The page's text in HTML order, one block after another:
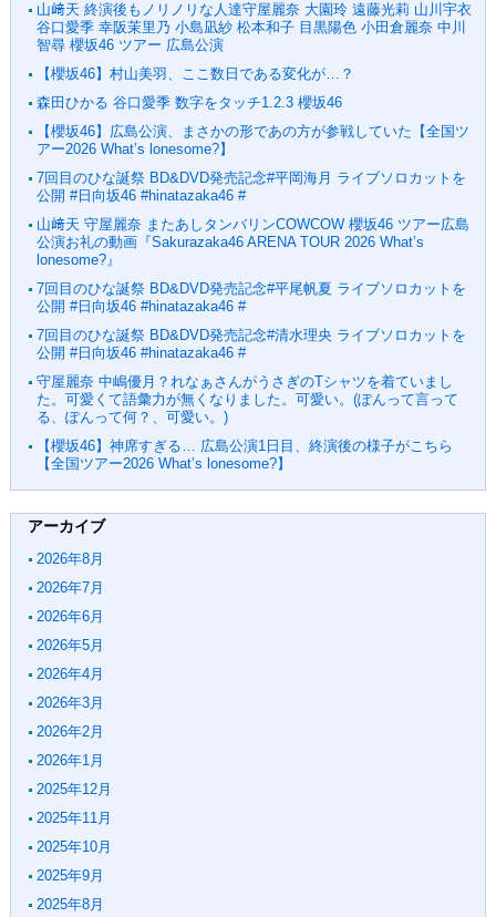
山﨑天 終演後もノリノリな人達守屋麗奈 大園玲 遠藤光莉 山川宇衣
谷口愛季 幸阪茉里乃 小島凪紗 松本和子 目黒陽色 小田倉麗奈 中川
智尋 櫻坂46 ツアー 広島公演
【櫻坂46】村山美羽、ここ数日である変化が…？
森田ひかる 谷口愛季 数字をタッチ1.2.3 櫻坂46
【櫻坂46】広島公演、まさかの形であの方が参戦していた【全国ツ
アー2026 What’s lonesome?】
7回目のひな誕祭 BD&DVD発売記念#平岡海月 ライブソロカットを
公開 #日向坂46 #hinatazaka46 #
山﨑天 守屋麗奈 またあしタンバリンCOWCOW 櫻坂46 ツアー広島
公演お礼の動画『Sakurazaka46 ARENA TOUR 2026 What’s
lonesome?』
7回目のひな誕祭 BD&DVD発売記念#平尾帆夏 ライブソロカットを
公開 #日向坂46 #hinatazaka46 #
7回目のひな誕祭 BD&DVD発売記念#清水理央 ライブソロカットを
公開 #日向坂46 #hinatazaka46 #
守屋麗奈 中嶋優月？れなぁさんがうさぎのTシャツを着ていまし
た。可愛くて語彙力が無くなりました。可愛い。(ぽんって言って
る、ぽんって何？、可愛い。)⁡
【櫻坂46】神席すぎる… 広島公演1日目、終演後の様子がこちら
【全国ツアー2026 What’s lonesome?】
アーカイブ
2026年8月
2026年7月
2026年6月
2026年5月
2026年4月
2026年3月
2026年2月
2026年1月
2025年12月
2025年11月
2025年10月
2025年9月
2025年8月